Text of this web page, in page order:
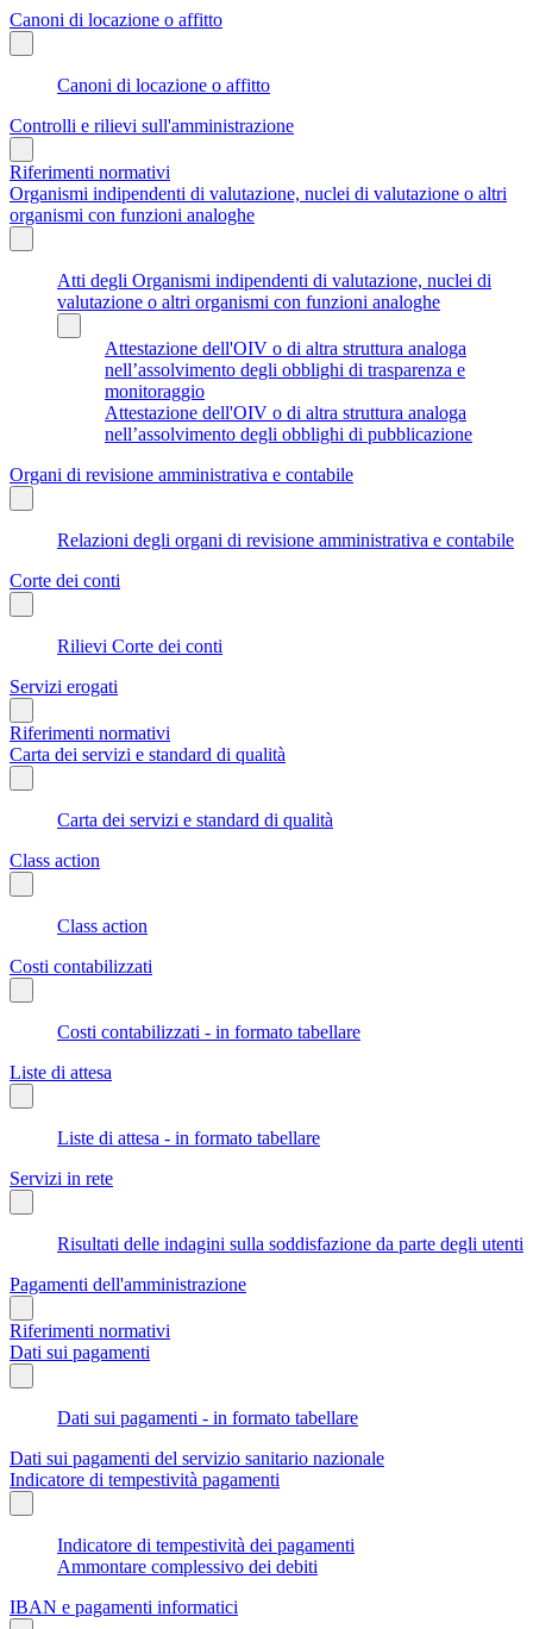
Canoni di locazione o affitto
Canoni di locazione o affitto
Controlli e rilievi sull'amministrazione
Riferimenti normativi
Organismi indipendenti di valutazione, nuclei di valutazione o altri
organismi con funzioni analoghe
Atti degli Organismi indipendenti di valutazione, nuclei di
valutazione o altri organismi con funzioni analoghe
Attestazione dell'OIV o di altra struttura analoga
nell’assolvimento degli obblighi di trasparenza e
monitoraggio
Attestazione dell'OIV o di altra struttura analoga
nell’assolvimento degli obblighi di pubblicazione
Organi di revisione amministrativa e contabile
Relazioni degli organi di revisione amministrativa e contabile
Corte dei conti
Rilievi Corte dei conti
Servizi erogati
Riferimenti normativi
Carta dei servizi e standard di qualità
Carta dei servizi e standard di qualità
Class action
Class action
Costi contabilizzati
Costi contabilizzati - in formato tabellare
Liste di attesa
Liste di attesa - in formato tabellare
Servizi in rete
Risultati delle indagini sulla soddisfazione da parte degli utenti
Pagamenti dell'amministrazione
Riferimenti normativi
Dati sui pagamenti
Dati sui pagamenti - in formato tabellare
Dati sui pagamenti del servizio sanitario nazionale
Indicatore di tempestività pagamenti
Indicatore di tempestività dei pagamenti
Ammontare complessivo dei debiti
IBAN e pagamenti informatici